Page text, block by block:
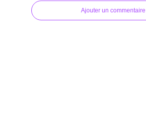
Ajouter un commentaire